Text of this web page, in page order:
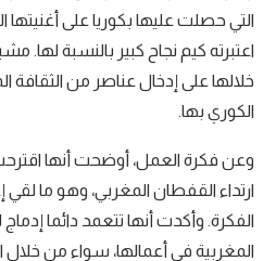
التي حصلت عليها بكوريا على أغنيتها
اعتبرته كيم نجاح كبير بالنسبة لها.
خلالها على إدخال عناصر من الثقافة
الكوري بها.
وعن فكرة العمل، أوضحت أنها
ارتداء القفطان المغربي، وهو ما لقي
الفكرة. وأكدت أنها تتعمد دائما
المغربية في أعمالها، سواء من خلال